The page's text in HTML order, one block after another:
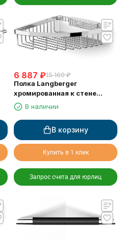
6 887 ₽15 160 ₽
Полка Langberger
хромированная к стене
одноэтажная 72560
В наличии
В корзину
Купить в 1 клик
Запрос счета для юрлиц